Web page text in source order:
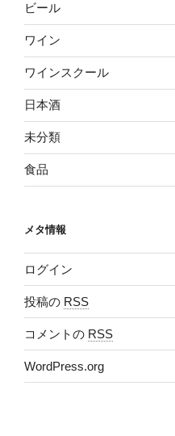
ビール
ワイン
ワインスクール
日本酒
未分類
食品
メタ情報
ログイン
投稿の RSS
コメントの RSS
WordPress.org